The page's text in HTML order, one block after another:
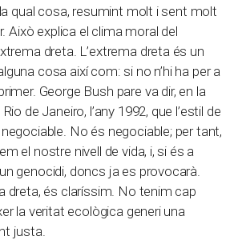
qual cosa, resumint molt i sent molt
Això explica el clima moral del
dreta. L’extrema dreta és un
cosa així com: si no n’hi ha per a
George Bush pare va dir, en la
de Janeiro, l’any 1992, que l’estil de
No és negociable; per tant,
el nostre nivell de vida, i, si és a
genocidi, doncs ja es provocarà.
dreta, és claríssim. No tenim cap
la veritat ecològica generi una
justa.